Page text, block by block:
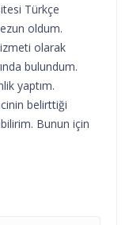
Türkçe
oldum.
olarak
bulundum.
yaptım.
belirttiği
Bunun için